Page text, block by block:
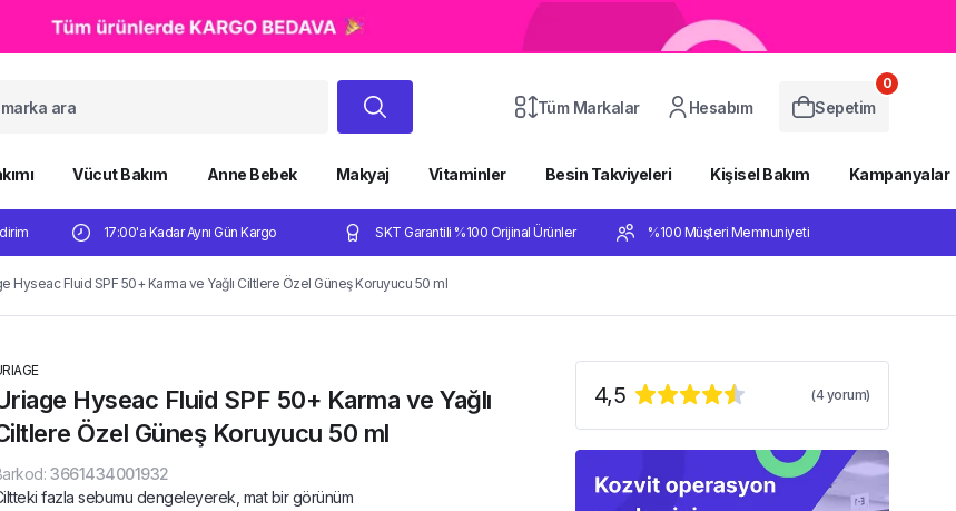
Tüm Markalar Hesabım Sepetim
0
Vücut Bakım Anne Bebek Makyaj Vitaminler Besin Takviyeleri Kişisel Bakım Kampanyalar
17:00'a Kadar Aynı Gün Kargo SKT Garantili %100 Orijinal Ürünler %100 Müşteri Memnuniyeti
Hyseac Fluid SPF 50+ Karma ve Yağlı Ciltlere Özel Güneş Koruyucu 50 ml
Hyseac Fluid SPF 50+ Karma ve Yağlı
Özel Güneş Koruyucu 50 ml
: 3661434001932
fazla sebumu dengeleyerek, mat bir görünüm
4,5 (4yorum)